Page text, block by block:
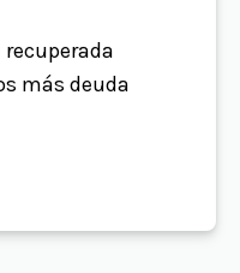
más deuda